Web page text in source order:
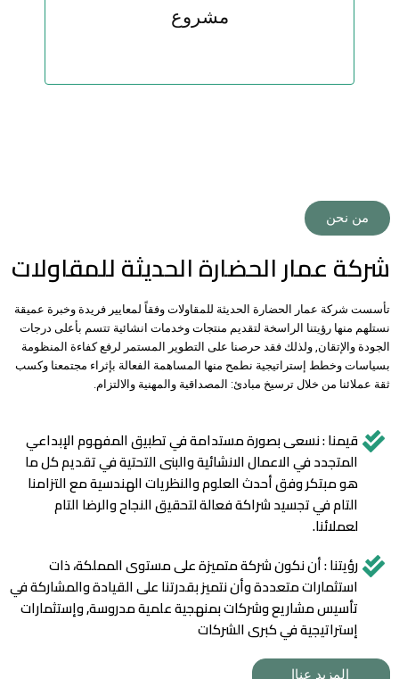
مشروع
من نحن
شركة عمار الحضارة الحديثة للمقاولات
تأسست شركة عمار الحضارة الحديثة للمقاولات وفقاً لمعايير فريدة وخبرة عميقة
نستلهم منها رؤيتنا الراسخة لتقديم منتجات وخدمات انشائية تتسم بأعلى درجات
الجودة والإتقان, ولذلك فقد حرصنا على التطوير المستمر لرفع كفاءة المنظومة
بسياسات وخطط إستراتيجية نطمح منها المساهمة الفعالة بإثراء مجتمعنا وكسب
ثقة عملائنا من خلال ترسيخ مبادئ: المصداقية والمهنية والالتزام.
قيمنا : نسعى بصورة مستدامة في تطبيق المفهوم الإبداعي
المتجدد في الاعمال الانشائية والبنى التحتية في تقديم كل ما
هو مبتكر وفق أحدث العلوم والنظريات الهندسية مع التزامنا
التام في تجسيد شراكة فعالة لتحقيق النجاح والرضا التام
لعملائنا.
رؤيتنا : أن نكون شركة متميزة على مستوى المملكة، ذات
استثمارات متعددة وأن نتميز بقدرتنا على القيادة والمشاركة في
تأسيس مشاريع وشركات بمنهجية علمية مدروسة, وإستثمارات
إستراتيجية في كبرى الشركات
المزيد عناا